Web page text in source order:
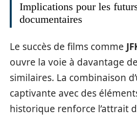
Implications pour les
documentaires
Le succès de films comme
ouvre la voie à davantage
similaires. La combinaison
captivante avec des
historique renforce l’attrait